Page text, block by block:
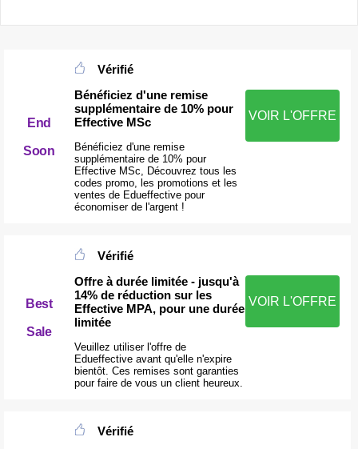
End
Soon
Vérifié
Bénéficiez d'une remise
supplémentaire de 10% pour
Effective MSc
Bénéficiez d'une remise
supplémentaire de 10% pour
Effective MSc, Découvrez tous les
codes promo, les promotions et les
ventes de Edueffective pour
économiser de l'argent !
VOIR L'OFFRE
Best
Sale
Vérifié
Offre à durée limitée - jusqu'à
14% de réduction sur les
Effective MPA, pour une durée
limitée
Veuillez utiliser l'offre de
Edueffective avant qu'elle n'expire
bientôt. Ces remises sont garanties
pour faire de vous un client heureux.
VOIR L'OFFRE
Vérifié